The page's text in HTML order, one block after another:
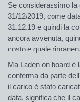
Se considerassimo la
31/12/2019, come
31.12.19 e quindi la
ancora avvenuta,
costo e quale
Ma Laden on board è
conferma da parte
il carico è stato
data, significa che il